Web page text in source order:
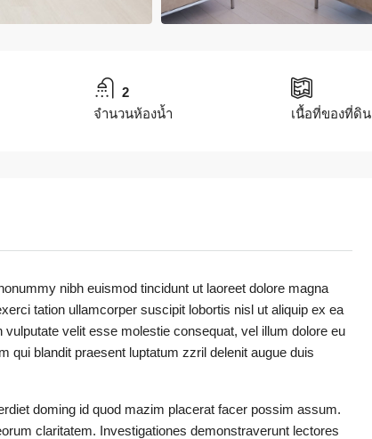
2
จำนวนห้องน้ำ
เนื้อที่ของที่ดิน
nibh euismod tincidunt ut laoreet dolore magna
tation ullamcorper suscipit lobortis nisl ut aliquip ex ea
velit esse molestie consequat, vel illum dolore eu
qui blandit praesent luptatum zzril delenit augue duis
doming id quod mazim placerat facer possim assum.
claritatem. Investigationes demonstraverunt lectores